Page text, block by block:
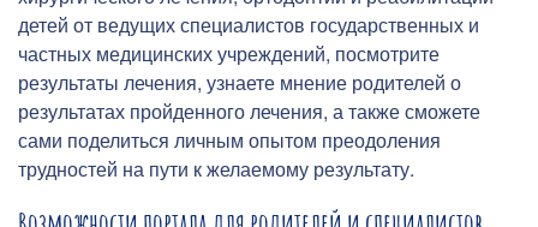
детей от ведущих специалистов государственных и
частных медицинских учреждений, посмотрите
результаты лечения, узнаете мнение родителей о
результатах пройденного лечения, а также сможете
сами поделиться личным опытом преодоления
трудностей на пути к желаемому результату.